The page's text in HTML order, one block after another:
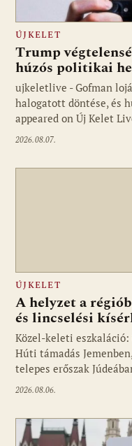
Fotó: ujkelet.live
ÚJKELET
Trump
húzós politikai
ujkeletlive - Gofman
halogatott döntése, és
appeared on Új Kelet
2026.08.07.
ÚJKELET
A helyzet a
és lincselési
Közel-keleti
Húti támadás
telepes erőszak
2026.08.06.